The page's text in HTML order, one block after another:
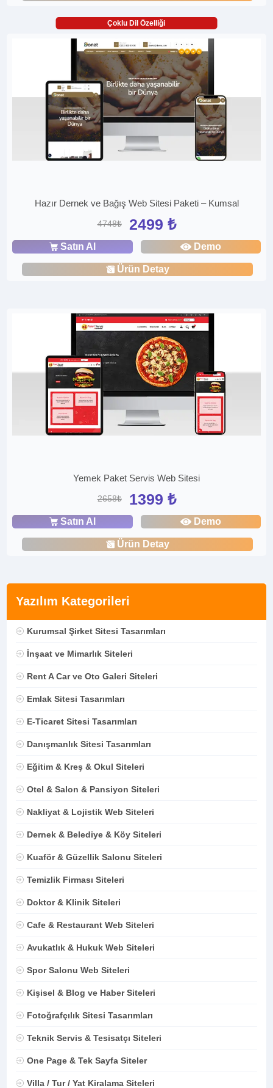
Yazılım Kategorileri
Kurumsal Şirket Sitesi Tasarımları
İnşaat ve Mimarlık Siteleri
Rent A Car ve Oto Galeri Siteleri
Emlak Sitesi Tasarımları
E-Ticaret Sitesi Tasarımları
Danışmanlık Sitesi Tasarımları
Eğitim & Kreş & Okul Siteleri
Otel & Salon & Pansiyon Siteleri
Nakliyat & Lojistik Web Siteleri
Dernek & Belediye & Köy Siteleri
Kuaför & Güzellik Salonu Siteleri
Temizlik Firması Siteleri
Doktor & Klinik Siteleri
Cafe & Restaurant Web Siteleri
Avukatlık & Hukuk Web Siteleri
Spor Salonu Web Siteleri
Kişisel & Blog ve Haber Siteleri
Fotoğrafçılık Sitesi Tasarımları
Teknik Servis & Tesisatçı Siteleri
One Page & Tek Sayfa Siteler
Villa / Tur / Yat Kiralama Siteleri
Çoklu Dil Özelliği
Hazır Dernek ve Bağış Web Sitesi Paketi – Kumsal
4748₺ 2499 ₺
Satın Al Demo
Ürün Detay
Yemek Paket Servis Web Sitesi
2658₺ 1399 ₺
Satın Al Demo
Ürün Detay